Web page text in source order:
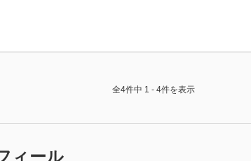
全4件中 1 - 4件を表示
ィール